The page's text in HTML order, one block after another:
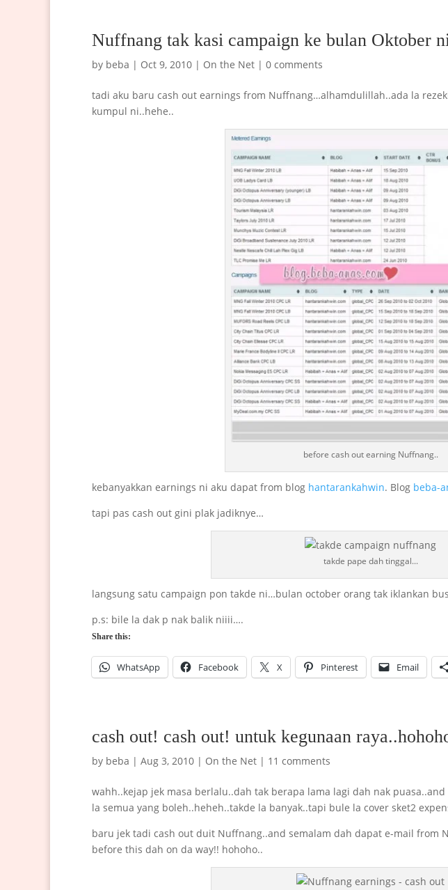
Nuffnang tak kasi campaign ke bulan Oktober
by beba | Oct 9, 2010 | On the Net | 0 comments
tadi aku baru cash out earnings from Nuffnang…alhamdulillah..ada la
kumpul ni..hehe..
before cash out earning Nuffnang..
kebanyakkan earnings ni aku dapat from blog hantarankahwin. Blog beba-
tapi pas cash out gini plak jadiknye…
takde pape dah tinggal...
langsung satu campaign pon takde ni…bulan october orang tak iklankan
p.s: bile la dak p nak balik niiii….
Share this:
WhatsApp Facebook X Pinterest Email
cash out! cash out! untuk kegunaan
by beba | Aug 3, 2010 | On the Net | 11 comments
wahh..kejap jek masa berlalu..dah tak berapa lama lagi dah nak
la semua yang boleh..heheh..takde la banyak..tapi bule la cover sket2
baru jek tadi cash out duit Nuffnang..and semalam dah dapat e-mail from
before this dah on da way!! hohoho..